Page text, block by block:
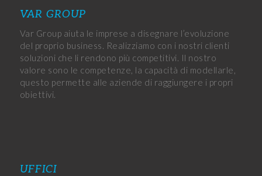
VAR GROUP
Var Group aiuta le imprese a disegnare l’evoluzione
del proprio business. Realizziamo con i nostri clienti
soluzioni che li rendono più competitivi. Il nostro
valore sono le competenze, la capacità di modellarle,
questo permette alle aziende di raggiungere i propri
obiettivi.
UFFICI